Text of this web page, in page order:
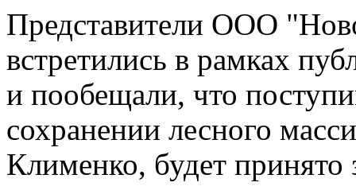
Представители ООО
встретились в рамках
и пообещали, что
сохранении лесного
Клименко, будет